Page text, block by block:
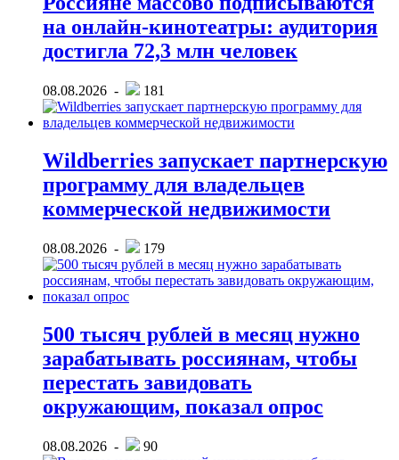
на онлайн-кинотеатры: аудитория
достигла 72,3 млн человек
08.08.2026 - 181
Wildberries запускает партнерскую
программу для владельцев
коммерческой недвижимости
08.08.2026 - 179
500 тысяч рублей в месяц нужно
зарабатывать россиянам, чтобы
перестать завидовать
окружающим, показал опрос
08.08.2026 - 90